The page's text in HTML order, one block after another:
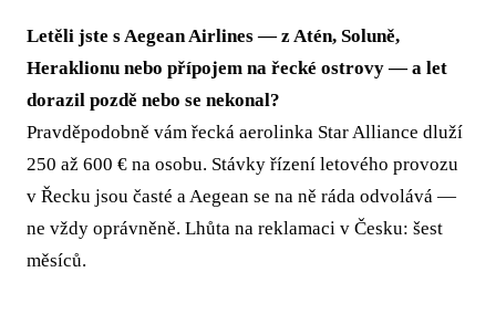
Letěli jste s Aegean Airlines — z Atén, Soluně,
Heraklionu nebo přípojem na řecké ostrovy — a let
dorazil pozdě nebo se nekonal?
Pravděpodobně vám řecká aerolinka Star Alliance dluží
250 až 600 € na osobu. Stávky řízení letového provozu
v Řecku jsou časté a Aegean se na ně ráda odvolává —
ne vždy oprávněně. Lhůta na reklamaci v Česku: šest
měsíců.